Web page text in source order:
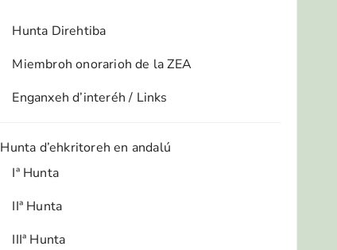
Hunta Direhtiba
Miembroh onorarioh de la ZEA
Enganxeh d’interéh / Links
Hunta d’ehkritoreh en andalú
Iª Hunta
IIª Hunta
IIIª Hunta